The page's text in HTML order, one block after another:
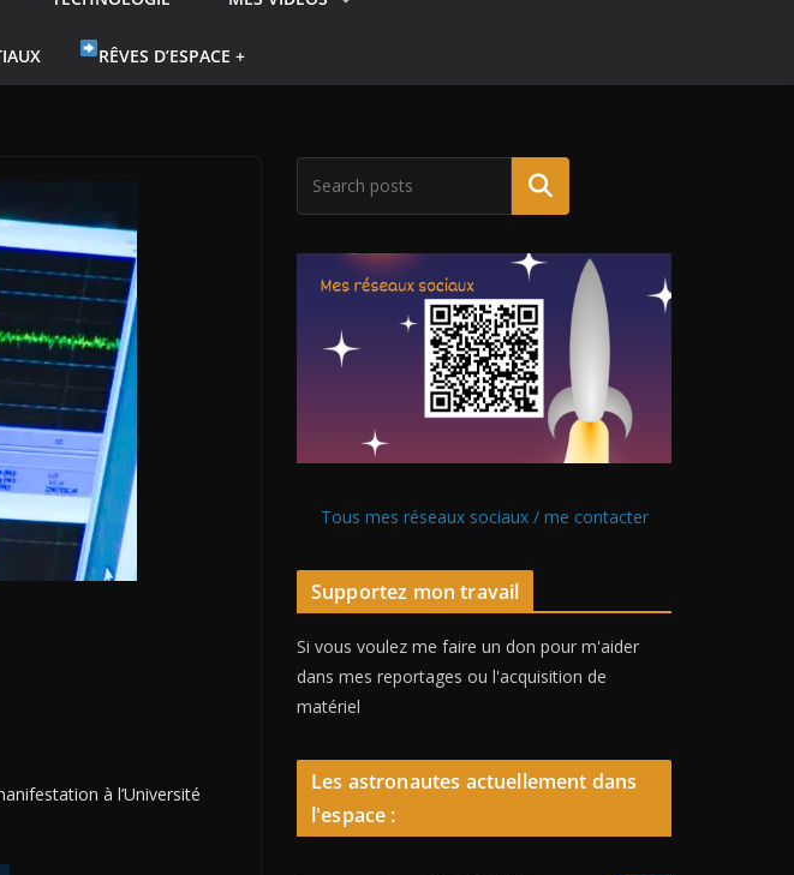
RÊVES D’ESPACE +
à l’Université
Tous mes réseaux sociaux / me contacter
Supportez mon travail
Si vous voulez me faire un don pour m'aider
dans mes reportages ou l'acquisition de
matériel
Les astronautes actuellement dans
l'espace :